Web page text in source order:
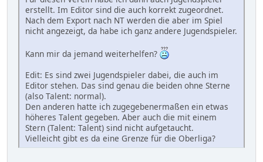
erstellt. Im Editor sind die auch korrekt zugeordnet.
Nach dem Export nach NT werden die aber im Spiel
nicht angezeigt, da habe ich ganz andere Jugendspieler.
Kann mir da jemand weiterhelfen?
Edit: Es sind zwei Jugendspieler dabei, die auch im
Editor stehen. Das sind genau die beiden ohne Sterne
(also Talent: normal).
Den anderen hatte ich zugegebenermaßen ein etwas
höheres Talent gegeben. Aber auch die mit einem
Stern (Talent: Talent) sind nicht aufgetaucht.
Vielleicht gibt es da eine Grenze für die Oberliga?